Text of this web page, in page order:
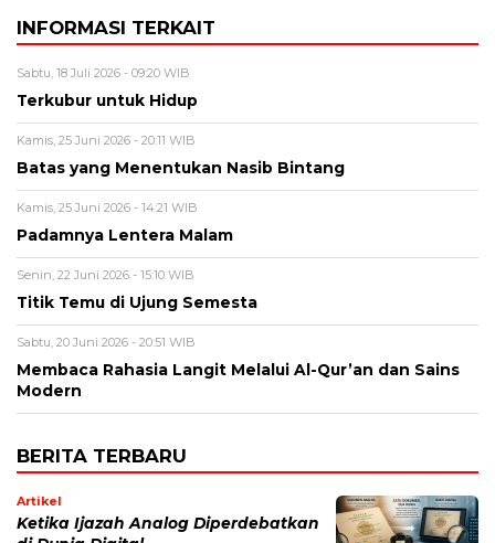
INFORMASI TERKAIT
Sabtu, 18 Juli 2026 - 09:20 WIB
Terkubur untuk Hidup
Kamis, 25 Juni 2026 - 20:11 WIB
Batas yang Menentukan Nasib Bintang
Kamis, 25 Juni 2026 - 14:21 WIB
Padamnya Lentera Malam
Senin, 22 Juni 2026 - 15:10 WIB
Titik Temu di Ujung Semesta
Sabtu, 20 Juni 2026 - 20:51 WIB
Membaca Rahasia Langit Melalui Al-Qur’an dan Sains
Modern
BERITA TERBARU
Artikel
Ketika Ijazah Analog Diperdebatkan